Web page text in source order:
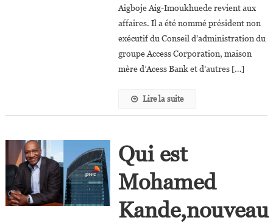
Du
Groupe
Access
Aigboje Aig-Imoukhuede revient aux
affaires. Il a été nommé président non
exécutif du Conseil d’administration du
groupe Access Corporation, maison
mère d’Acess Bank et d’autres […]
Lire la suite
Qui est
Mohamed
Kande,nouveau